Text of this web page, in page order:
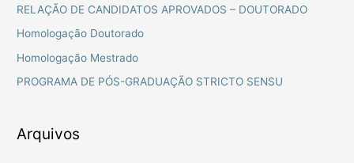
r
p
r
RELAÇÃO DE CANDIDATOS APROVADOS – DOUTORADO
Homologação Doutorado
Homologação Mestrado
PROGRAMA DE PÓS-GRADUAÇÃO STRICTO SENSU
Arquivos